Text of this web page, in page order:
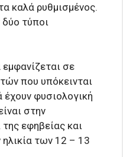
καλά ρυθμισμένος.
τύποι
σε
που υπόκεινται
φυσιολογική
στην
εφηβείας και
των 12 – 13